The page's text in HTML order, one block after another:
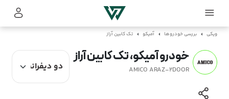
ویکی بررسی خودروها آمیکو تک کابین آراز
خودرو آمیکو، تک کابین آراز
AMICO ARAZ-2DOOR